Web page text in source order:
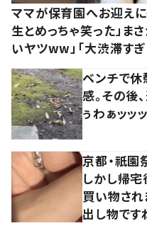
ママが保育園へお迎え
生とめっちゃ笑った」ま
いヤツww」「大渋滞すぎ
ベンチで
感。その後
ぅわぁッッ
京都・祇
しかし帰
買い物され
出し物です